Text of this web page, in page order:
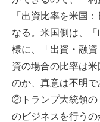
「出資比率を米国
なる。米国側は、
様に、「出資・融
資の場合の比率は
のか、真意は不明で
②トランプ大統領の
のビジネスを行う